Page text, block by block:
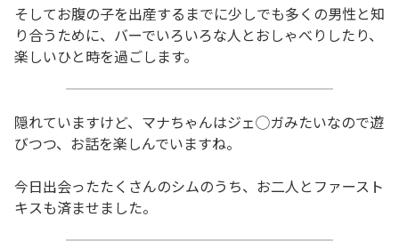
そしてお腹の子を出産するまでに少しでも多くの男性と知
り合うために、バーでいろいろな人とおしゃべりしたり、
楽しいひと時を過ごします。
隠れていますけど、マナちゃんはジェ◯ガみたいなので遊
びつつ、お話を楽しんでいますね。
今日出会ったたくさんのシムのうち、お二人とファースト
キスも済ませました。